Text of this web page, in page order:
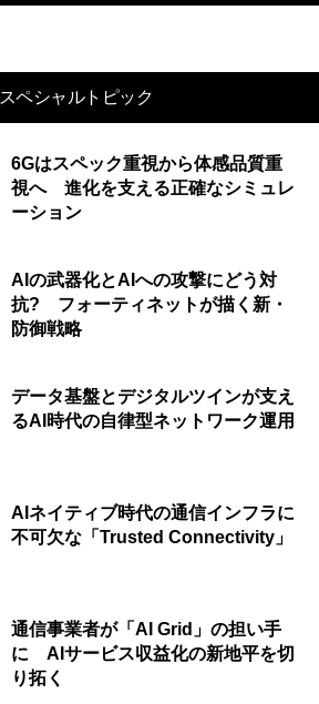
スペシャルトピック
6Gはスペック重視から体感品質重
視へ 進化を支える正確なシミュレ
ーション
AIの武器化とAIへの攻撃にどう対
抗? フォーティネットが描く新・
防御戦略
データ基盤とデジタルツインが支え
るAI時代の自律型ネットワーク運用
AIネイティブ時代の通信インフラに
不可欠な「Trusted Connectivity」
通信事業者が「AI Grid」の担い手
に AIサービス収益化の新地平を切
り拓く